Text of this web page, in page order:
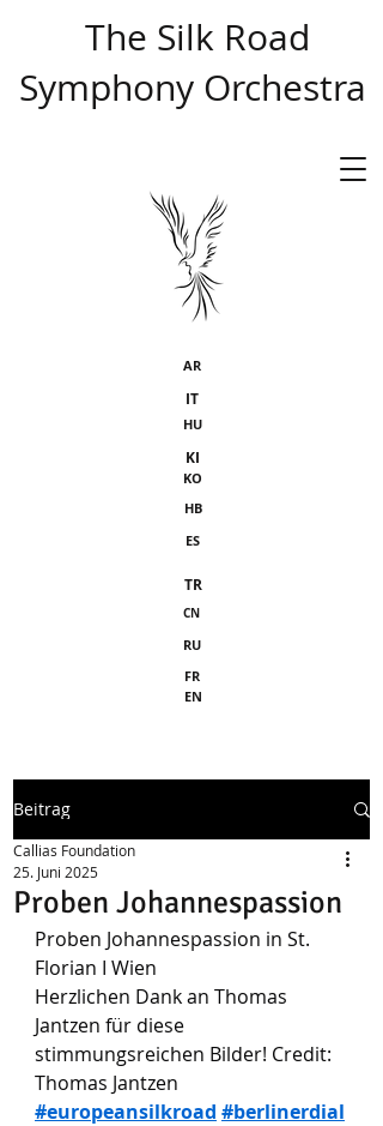
​ The Silk Road
Symphony Orchestra
TR
CN
RU
AR
IT
HU
KI
KO
HB
ES
FR
EN
Beitrag
Proben Johannespassion
Callias Foundation
25. Juni 2025
Proben Johannespassion in St.
Florian I Wien
Herzlichen Dank an Thomas
Jantzen für diese
stimmungsreichen Bilder! Credit:
Thomas Jantzen
#europeansilkroad #berlinerdial